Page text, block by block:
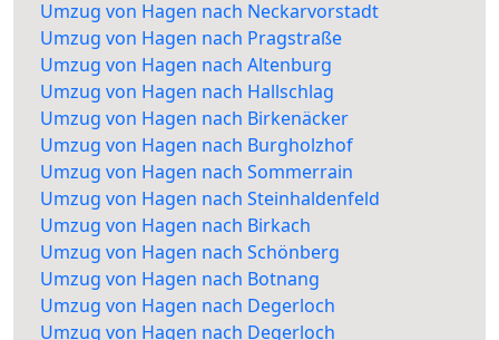
Umzug von Hagen nach Neckarvorstadt
Umzug von Hagen nach Pragstraße
Umzug von Hagen nach Altenburg
Umzug von Hagen nach Hallschlag
Umzug von Hagen nach Birkenäcker
Umzug von Hagen nach Burgholzhof
Umzug von Hagen nach Sommerrain
Umzug von Hagen nach Steinhaldenfeld
Umzug von Hagen nach Birkach
Umzug von Hagen nach Schönberg
Umzug von Hagen nach Botnang
Umzug von Hagen nach Degerloch
Umzug von Hagen nach Degerloch